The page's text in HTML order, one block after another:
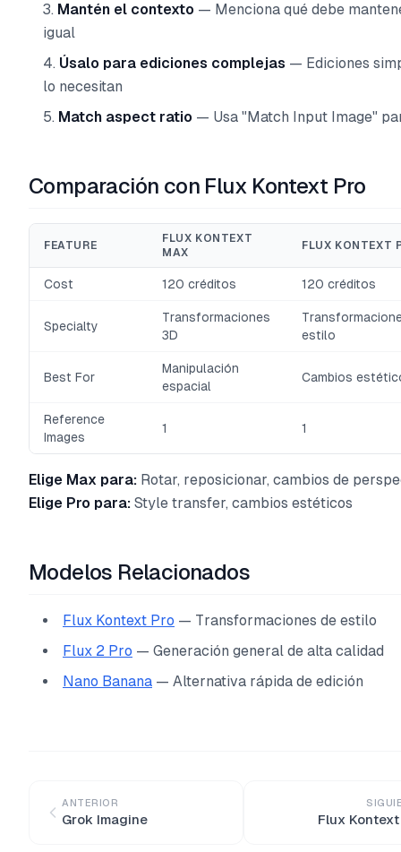
Mantén el contexto — Menciona qué debe
igual
Úsalo para ediciones complejas — Ediciones
lo necesitan
Match aspect ratio — Usa "Match Input Image"
Comparación con Flux Kontext Pro
FEATURE
FLUX KONTEXT
MAX
FLUX KONTEXT
Cost 120 créditos 120 créditos
Specialty
Transformaciones
3D
estilo
Best For
Manipulación
espacial
Cambios
Reference
Images
1 1
Elige Max para: Rotar, reposicionar, cambios de
Elige Pro para: Style transfer, cambios estéticos
Modelos Relacionados
Flux Kontext Pro — Transformaciones de estilo
Flux 2 Pro — Generación general de alta calidad
Nano Banana — Alternativa rápida de edición
ANTERIOR
Grok Imagine Flux